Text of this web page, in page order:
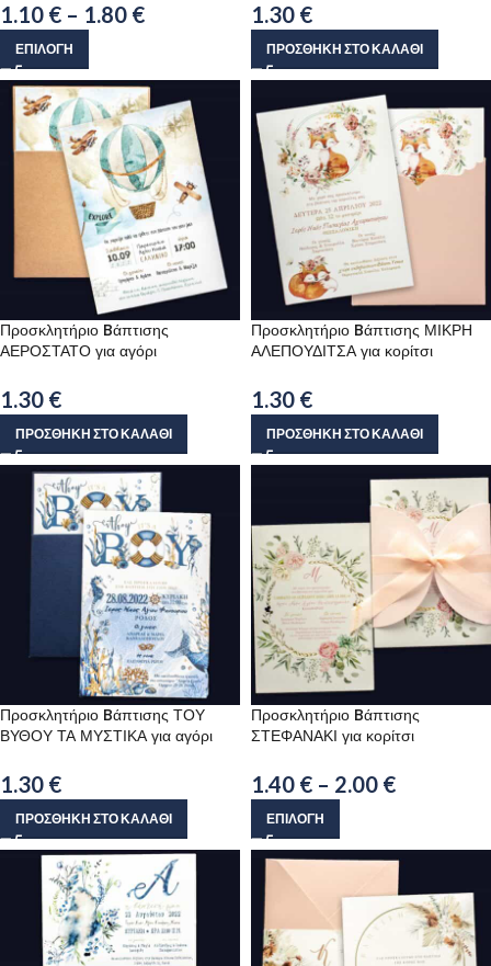
1.10 € – 1.80 €
ΕΠΙΛΟΓΉ
1.30 €
ΠΡΟΣΘΉΚΗ ΣΤΟ ΚΑΛΆΘΙ
Προσκλητήριο Bάπτισης
ΑΕΡΟΣΤΑΤΟ για αγόρι
1.30 €
ΠΡΟΣΘΉΚΗ ΣΤΟ ΚΑΛΆΘΙ
Προσκλητήριο Bάπτισης ΜΙΚΡΗ
ΑΛΕΠΟΥΔΙΤΣΑ για κορίτσι
1.30 €
ΠΡΟΣΘΉΚΗ ΣΤΟ ΚΑΛΆΘΙ
Προσκλητήριο Bάπτισης ΤΟΥ
ΒΥΘΟΥ ΤΑ ΜΥΣΤΙΚΑ για αγόρι
1.30 €
ΠΡΟΣΘΉΚΗ ΣΤΟ ΚΑΛΆΘΙ
Προσκλητήριο Bάπτισης
ΣΤΕΦΑΝΑΚΙ για κορίτσι
1.40 € – 2.00 €
ΕΠΙΛΟΓΉ